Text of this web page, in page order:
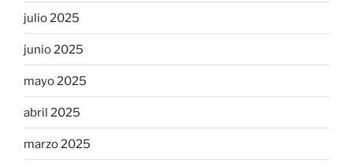
julio 2025
junio 2025
mayo 2025
abril 2025
marzo 2025